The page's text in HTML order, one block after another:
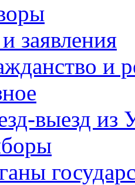
заявления
и
выезд из